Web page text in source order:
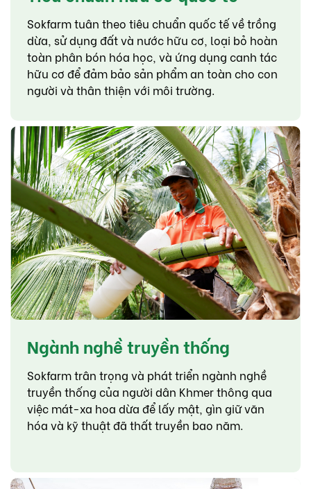
Sokfarm tuân theo tiêu chuẩn quốc tế về trồng
dừa, sử dụng đất và nước hữu cơ, loại bỏ hoàn
toàn phân bón hóa học, và ứng dụng canh tác
hữu cơ để đảm bảo sản phẩm an toàn cho con
người và thân thiện với môi trường.
Ngành nghề truyền thống
Sokfarm trân trọng và phát triển ngành nghề
truyền thống của người dân Khmer thông qua
việc mát-xa hoa dừa để lấy mật, gìn giữ văn
hóa và kỹ thuật đã thất truyền bao năm.